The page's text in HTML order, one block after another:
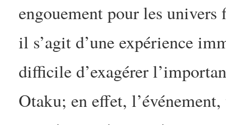
engouement pour les
il s’agit d’une expérience
difficile d’exagérer
Otaku; en effet,